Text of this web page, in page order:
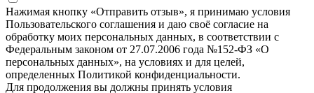
Нажимая кнопку «Отправить отзыв», я принимаю условия
Пользовательского соглашения и даю своё согласие на
обработку моих персональных данных, в соответствии с
Федеральным законом от 27.07.2006 года №152-ФЗ «О
персональных данных», на условиях и для целей,
определенных Политикой конфиденциальности.
Для продолжения вы должны принять условия